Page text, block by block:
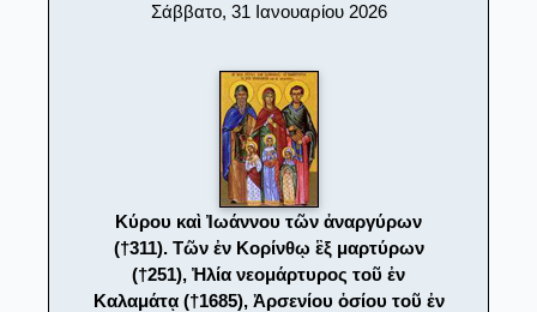
Σάββατο, 31 Ιανουαρίου 2026
Κύρου καὶ Ἰωάννου τῶν ἀναργύρων
(†311). Τῶν ἐν Κορίνθῳ ἓξ μαρτύρων
(†251), Ἠλία νεομάρτυρος τοῦ ἐν
Καλαμάτᾳ (†1685), Ἀρσενίου ὁσίου τοῦ ἐν